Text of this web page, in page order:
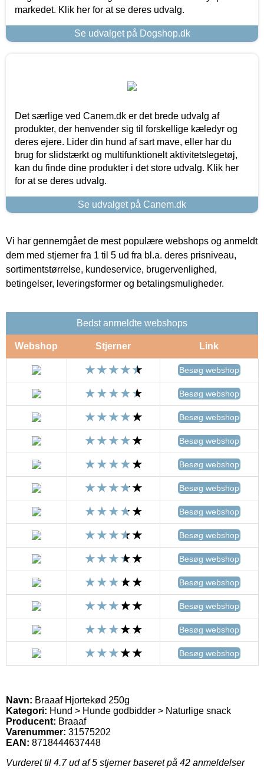
markedet. Klik her for at se deres udvalg.
Se udvalget på Dogshop.dk
Det særlige ved Canem.dk er det brede udvalg af
produkter, der henvender sig til forskellige kæledyr og
deres ejere. Lider din hund af sart mave, eller har du
brug for slidstærkt og multifunktionelt aktivitetslegetøj,
kan du finde dine produkter i det store udvalg. Klik her
for at se deres udvalg.
Se udvalget på Canem.dk
Vi har gennemgået de mest populære webshops og anmeldt
dem med stjerner fra 1 til 5 ud fra bl.a. deres prisniveau,
sortimentstørrelse, kundeservice, brugervenlighed,
betingelser, leveringsformer og betalingsmuligheder.
Bedst anmeldte webshops
Webshop Stjerner Link
Besøg webshop
Besøg webshop
Besøg webshop
Besøg webshop
Besøg webshop
Besøg webshop
Besøg webshop
Besøg webshop
Besøg webshop
Besøg webshop
Besøg webshop
Besøg webshop
Besøg webshop
Navn: Braaaf Hjortekød 250g
Kategori: Hund > Hunde godbidder > Naturlige snack
Producent: Braaaf
Varenummer: 31575202
EAN: 8718444637448
Vurderet til 4.7ud af 5 stjerner baseret på 42 anmeldelser